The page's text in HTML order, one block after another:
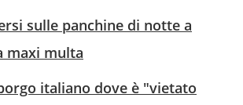
sulle panchine di notte a
maxi multa
italiano dove è "vietato